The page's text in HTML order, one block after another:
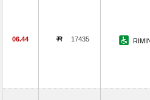
06.44 17435